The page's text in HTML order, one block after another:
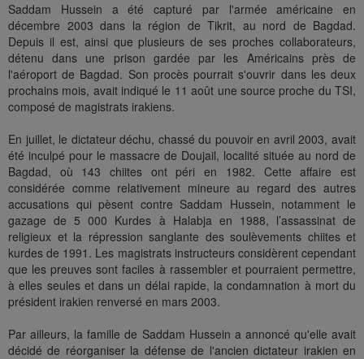
Saddam Hussein a été capturé par l'armée américaine en
décembre 2003 dans la région de Tikrit, au nord de Bagdad.
Depuis il est, ainsi que plusieurs de ses proches collaborateurs,
détenu dans une prison gardée par les Américains près de
l'aéroport de Bagdad. Son procès pourrait s'ouvrir dans les deux
prochains mois, avait indiqué le 11 août une source proche du TSI,
composé de magistrats irakiens.
En juillet, le dictateur déchu, chassé du pouvoir en avril 2003, avait
été inculpé pour le massacre de Doujail, localité située au nord de
Bagdad, où 143 chiites ont péri en 1982. Cette affaire est
considérée comme relativement mineure au regard des autres
accusations qui pèsent contre Saddam Hussein, notamment le
gazage de 5 000 Kurdes à Halabja en 1988, l’assassinat de
religieux et la répression sanglante des soulèvements chiites et
kurdes de 1991. Les magistrats instructeurs considèrent cependant
que les preuves sont faciles à rassembler et pourraient permettre,
à elles seules et dans un délai rapide, la condamnation à mort du
président irakien renversé en mars 2003.
Par ailleurs, la famille de Saddam Hussein a annoncé qu'elle avait
décidé de réorganiser la défense de l'ancien dictateur irakien en